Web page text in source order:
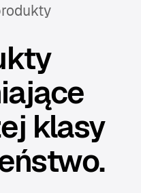
klasy